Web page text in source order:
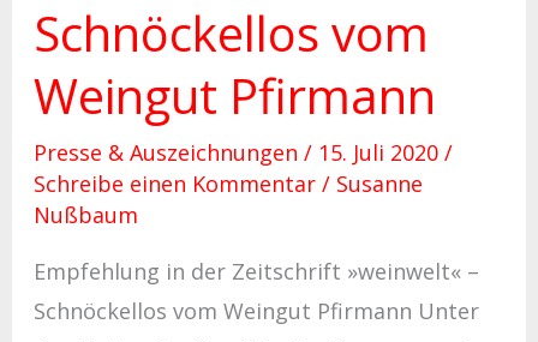
Schnöckellos vom
Weingut Pfirmann
Presse & Auszeichnungen / 15. Juli 2020 /
Schreibe einen Kommentar / Susanne
Nußbaum
Empfehlung in der Zeitschrift »weinwelt« –
Schnöckellos vom Weingut Pfirmann Unter